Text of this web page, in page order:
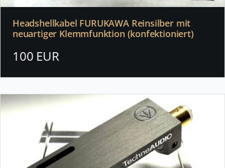
Headshellkabel FURUKAWA Reinsilber mit
neuartiger Klemmfunktion (konfektioniert)
100 EUR